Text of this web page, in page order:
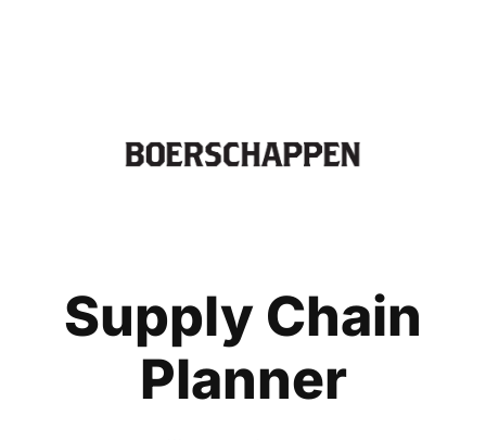
Supply Chain
Planner